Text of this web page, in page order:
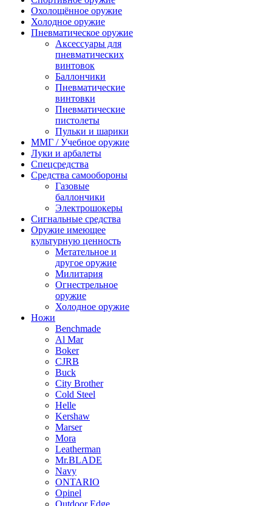
Охолощённое оружие
Холодное оружие
Пневматическое оружие
Аксессуары для
пневматических
винтовок
Баллончики
Пневматические
винтовки
Пневматические
пистолеты
Пульки и шарики
ММГ / Учебное оружие
Луки и арбалеты
Спецсредства
Средства самообороны
Газовые
баллончики
Электрошокеры
Сигнальные средства
Оружие имеющее
культурную ценность
Метательное и
другое оружие
Милитария
Огнестрельное
оружие
Холодное оружие
Ножи
Benchmade
Al Mar
Boker
CJRB
Buck
City Brother
Cold Steel
Helle
Kershaw
Marser
Mora
Leatherman
Mr.BLADE
Navy
ONTARIO
Opinel
Outdoor Edge